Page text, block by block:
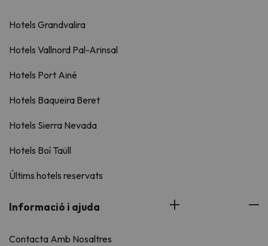
Hotels Grandvalira
Hotels Vallnord Pal-Arinsal
Hotels Port Ainé
Hotels Baqueira Beret
Hotels Sierra Nevada
Hotels Boí Taüll
Últims hotels reservats
Informació i ajuda
Contacta Amb Nosaltres